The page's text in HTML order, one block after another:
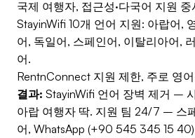
국제 여행자, 접근성·다국어 지원 중
StayinWifi 10개 언어 지원: 아랍어,
어, 독일어, 스페인어, 이탈리아어,
어.
RentnConnect 지원 제한, 주로 영어
결과: StayinWifi 언어 장벽 제거 –
아랍 여행자 딱. 지원 팀 24/7 – 스
어, WhatsApp (+90 545 345 15